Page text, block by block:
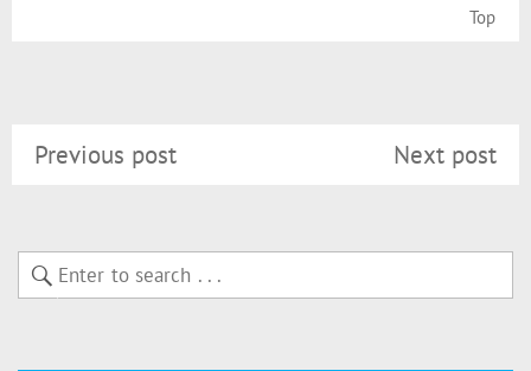
Top
Next post
Previous post